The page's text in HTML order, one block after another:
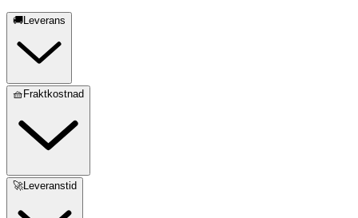
🚚Leverans
🧺Fraktkostnad
🚀Leveranstid